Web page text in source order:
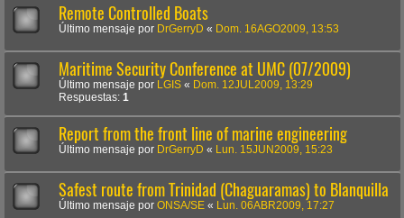
Remote Controlled Boats
Último mensaje por DrGerryD « Dom. 16AGO2009, 13:53
Maritime Security Conference at UMC (07/2009)
Último mensaje por LGIS « Dom. 12JUL2009, 13:29
Respuestas: 1
Report from the front line of marine engineering
Último mensaje por DrGerryD « Lun. 15JUN2009, 15:23
Safest route from Trinidad (Chaguaramas) to Blanquilla
Último mensaje por ONSA/SE « Lun. 06ABR2009, 17:27